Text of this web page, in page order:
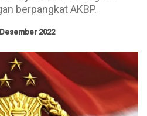
berpangkat AKBP.
2022